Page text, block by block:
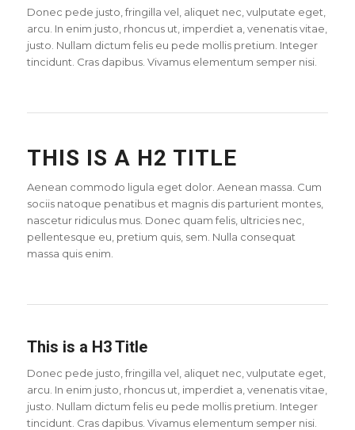
Donec pede justo, fringilla vel, aliquet nec, vulputate eget,
arcu. In enim justo, rhoncus ut, imperdiet a, venenatis vitae,
justo. Nullam dictum felis eu pede mollis pretium. Integer
tincidunt. Cras dapibus. Vivamus elementum semper nisi.
THIS IS A H2 TITLE
Aenean commodo ligula eget dolor. Aenean massa. Cum
sociis natoque penatibus et magnis dis parturient montes,
nascetur ridiculus mus. Donec quam felis, ultricies nec,
pellentesque eu, pretium quis, sem. Nulla consequat
massa quis enim.
This is a H3 Title
Donec pede justo, fringilla vel, aliquet nec, vulputate eget,
arcu. In enim justo, rhoncus ut, imperdiet a, venenatis vitae,
justo. Nullam dictum felis eu pede mollis pretium. Integer
tincidunt. Cras dapibus. Vivamus elementum semper nisi.